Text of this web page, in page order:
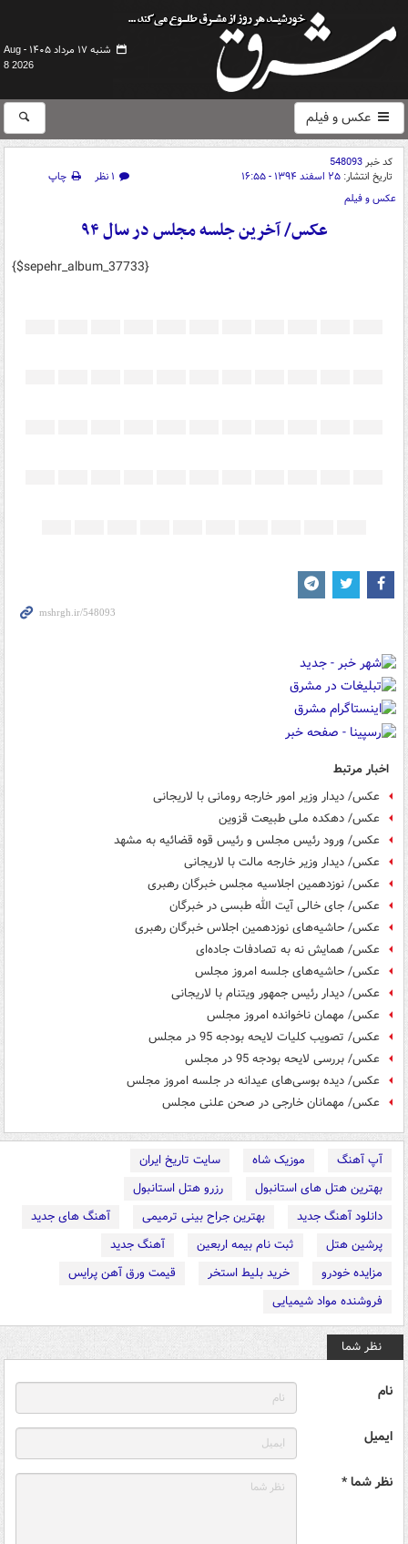
شنبه ۱۷ مرداد ۱۴۰۵ -
Aug
8 2026
عکس و فیلم
کد خبر548093
تاریخ انتشار: ۲۵ اسفند ۱۳۹۴ - ۱۶:۵۵ ۱ نظر
چاپ
عکس و فیلم
عکس/ آخرین جلسه مجلس در سال ۹۴
{$sepehr_album_37733}
اخبار مرتبط
عکس/ دیدار وزیر امور خارجه رومانی با لاریجانی
عکس/ دهکده ملی طبیعت قزوین
عکس/ ورود رئیس مجلس و رئیس قوه قضائیه به مشهد
عکس/ دیدار وزیر خارجه مالت با لاریجانی
عکس/ نوزدهمین اجلاسیه مجلس خبرگان رهبری
عکس/ جای خالی آیت الله طبسی در خبرگان
عکس/ حاشیه‌های نوزدهمین اجلاس خبرگان رهبری
عکس/ همایش نه به تصادفات جاده‌ای
عکس/ حاشیه‌های جلسه امروز مجلس
عکس/ دیدار رئیس جمهور ویتنام با لاریجانی
عکس/ مهمان ناخوانده امروز مجلس
عکس/ تصویب کلیات لایحه بودجه 95 در مجلس
عکس/ بررسی لایحه بودجه 95 در مجلس
عکس/ دیده بوسی‌های عیدانه در جلسه امروز مجلس
عکس/ مهمانان خارجی در صحن علنی مجلس
آپ آهنگ موزیک شاه
سایت تاریخ ایران
بهترین هتل های استانبول
رزرو هتل استانبول
دانلود آهنگ جدید
بهترین جراح بینی ترمیمی
آهنگ های جدید
پرشین هتل
ثبت نام بیمه اربعین
آهنگ جدید
مزایده خودرو
خرید بلیط استخر
قیمت ورق آهن پرایس
فروشنده مواد شیمیایی
نظر شما
نام
ایمیل
نظر شما *